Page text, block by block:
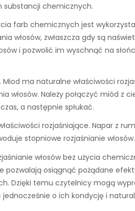
substancji chemicznych.
farb chemicznych jest
włosów, zwłaszcza gdy są
i pozwolić im wyschnąć na
ma naturalne właściwości
Należy połączyć miód z
a następnie spłukać.
rozjaśniające. Napar z
stopniowe rozjaśnianie włosów.
włosów bez użycia
osiągnąć pożądane
Dzięki temu czytelnicy mogą
o ich kondycję i